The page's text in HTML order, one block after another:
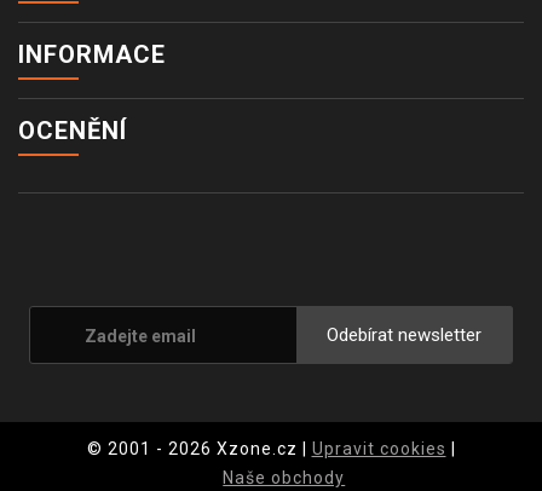
INFORMACE
OCENĚNÍ
Odebírat newsletter
© 2001 - 2026 Xzone.cz | Upravit cookies
Naše obchody